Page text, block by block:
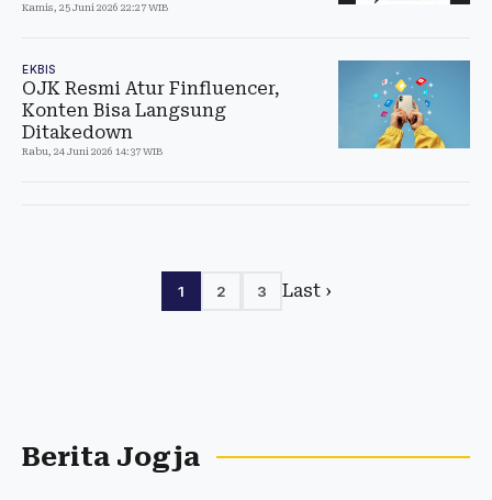
Kamis, 25 Juni 2026 22:27 WIB
EKBIS
OJK Resmi Atur Finfluencer,
Konten Bisa Langsung
Ditakedown
Rabu, 24 Juni 2026 14:37 WIB
1 2 3 Last ›
Berita Jogja